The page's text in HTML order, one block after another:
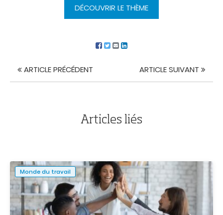
DÉCOUVRIR LE THÈME
Navigation
ARTICLE PRÉCÉDENT ARTICLE SUIVANT
Articles liés
Monde du travail